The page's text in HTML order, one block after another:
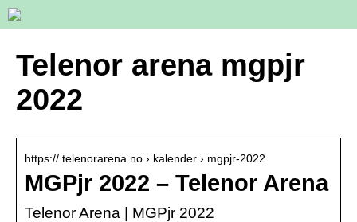
Telenor arena mgpjr
2022
https:// telenorarena.no › kalender › mgpjr-2022
MGPjr 2022 – Telenor Arena
Telenor Arena | MGPjr 2022